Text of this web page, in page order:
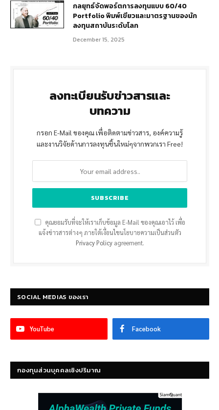
กลยุทธ์จัดพอร์ตการลงทุนแบบ 60/40
Portfolio พิมพ์เขียวและมาตรฐานของนัก
ลงทุนสถาบันระดับโลก
December 15, 2025
ลงทะเบียนรับข่าวสารและ
บทความ
กรอก E-Mail ของคุณ เพื่อติดตามข่าวสาร, องค์ความรู้
และงานวิจัยด้านการลงทุนชิ้นใหม่ๆจากพวกเรา Free!
คุณยอมรับที่จะให้เราเก็บข้อมูล E-Mail ของคุณเอาไว้ เพื่อ
แจ้งข่าวสารต่างๆ ภายใต้เงื่อนไขนโยบายความเป็นส่วนตัว
Privacy Policyagreement.
SOCIAL MEDIAS ของเรา
YouTube Facebook
กองทุนส่วนบุคคลเชิงปริมาณ